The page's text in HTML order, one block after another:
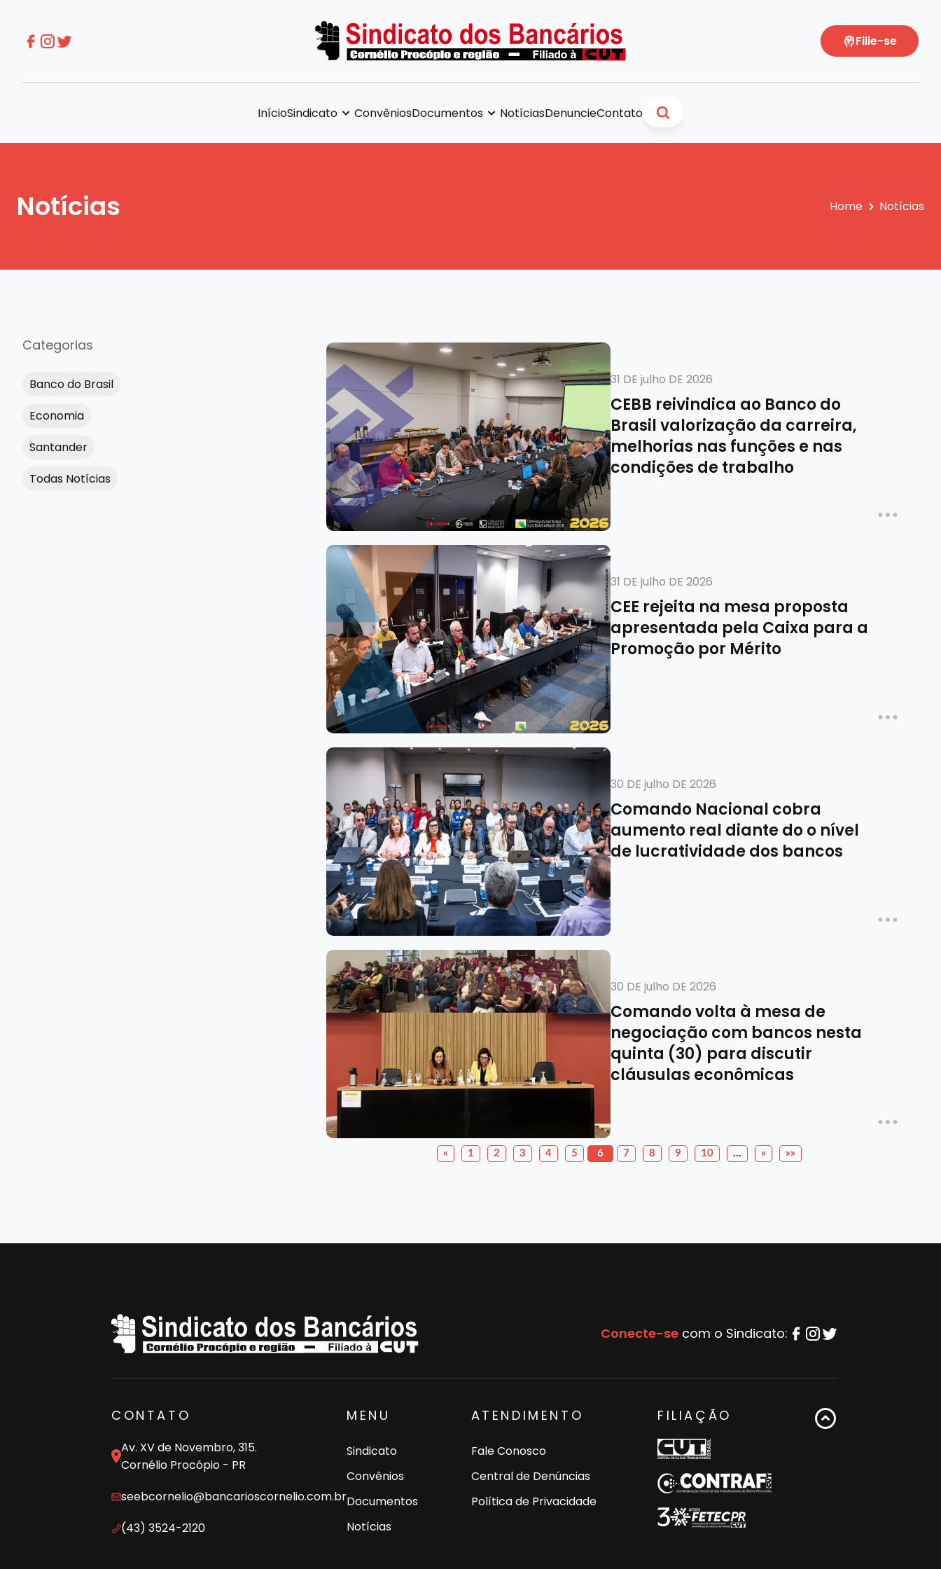
Filie-se
InícioSindicato ConvêniosDocumentos NotíciasDenuncieContato
Notícias Home Notícias
Categorias
Banco do Brasil
Economia
Santander
Todas Notícias
31 DE julho DE 2026
CEBB reivindica ao Banco do
Brasil valorização da carreira,
melhorias nas funções e nas
condições de trabalho
31 DE julho DE 2026
CEE rejeita na mesa proposta
apresentada pela Caixa para a
Promoção por Mérito
30 DE julho DE 2026
Comando Nacional cobra
aumento real diante do o nível
de lucratividade dos bancos
30 DE julho DE 2026
Comando volta à mesa de
negociação com bancos nesta
quinta (30) para discutir
cláusulas econômicas
« 1 2 3 4 5 6 7 8 9 10 … » »»
Conecte-se com o Sindicato:
CONTATO
Av. XV de Novembro, 315.
Cornélio Procópio - PR
seebcornelio@bancarioscornelio.com.br
(43) 3524-2120
MENU
Sindicato
Convênios
Documentos
Notícias
ATENDIMENTO
Fale Conosco
Central de Denúncias
Política de Privacidade
FILIAÇÃO